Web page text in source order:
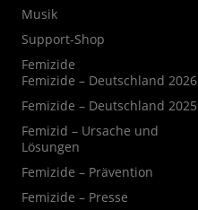
Musik
Support-Shop
Femizide
Femizide – Deutschland 2026
Femizide – Deutschland 2025
Femizid – Ursache und
Lösungen
Femizide – Prävention
Femizide – Presse